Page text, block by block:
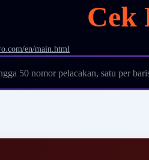
Cek
en/main.html
50 nomor pelacakan, satu per